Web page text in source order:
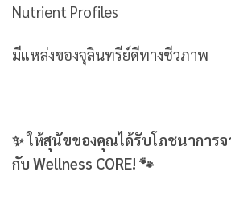
Nutrient Profiles
มีแหล่งของจุลินทรีย์ดีทางชีวภาพ
✨ ให้สุนัขของคุณได้รับโภชนาการ
กับ Wellness CORE! 🐾